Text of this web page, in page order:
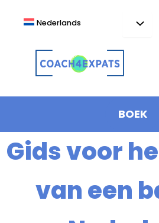
Nederlands
BOEK
Gids voor
van een